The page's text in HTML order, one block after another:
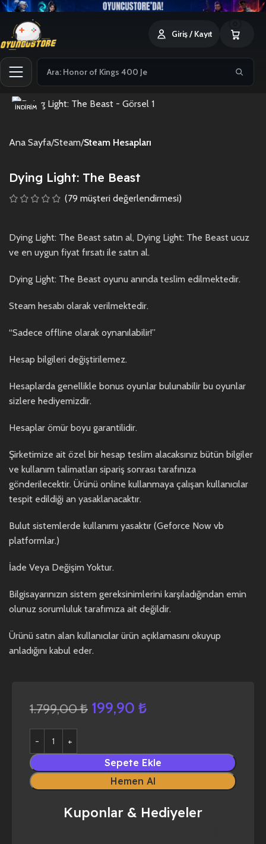
Giriş / Kayıt
İNDIRIM
Ana Sayfa Steam Steam Hesapları
Dying Light: The Beast
(79 müşteri değerlendirmesi)
Dying Light: The Beast satın al, Dying Light: The Beast ucuz
ve en uygun fiyat fırsatı ile satın al.
Dying Light: The Beast oyunu anında teslim edilmektedir.
Steam hesabı olarak verilmektedir.
“Sadece offline olarak oynanılabilir!”
Hesap bilgileri değiştirilemez.
Hesaplarda genellikle bonus oyunlar bulunabilir bu oyunlar
sizlere hediyemizdir.
Hesaplar ömür boyu garantilidir.
Şirketimize ait özel bir hesap teslim alacaksınız bütün bilgiler
ve kullanım talimatları sipariş sonrası tarafınıza
gönderilecektir. Ürünü online kullanmaya çalışan kullanıcılar
tespit edildiği an yasaklanacaktır.
Bulut sistemlerde kullanımı yasaktır (Geforce Now vb
platformlar.)
İade Veya Değişim Yoktur.
Bilgisayarınızın sistem gereksinimlerini karşıladığından emin
olunuz sorumluluk tarafımıza ait değildir.
Ürünü satın alan kullanıcılar ürün açıklamasını okuyup
anladığını kabul eder.
1.799,00₺ 199,90 ₺
Sepete Ekle
Hemen Al
Kuponlar & Hediyeler